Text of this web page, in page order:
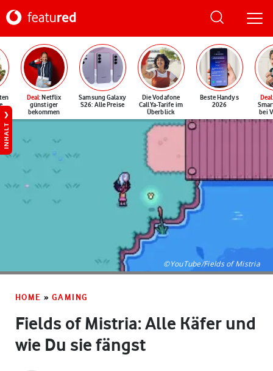
Deal: Netflix
günstiger
bekommen
Samsung Galaxy
S26: Alle Preise
Die Vodafone
CallYa-Tarife im
Überblick
Beste Handys
2026
Deal
bei
INHALT
©YouTube/Fields of Mistria
HOME » GAMING
Fields of Mistria: Alle Käfer und
wie Du sie fängst